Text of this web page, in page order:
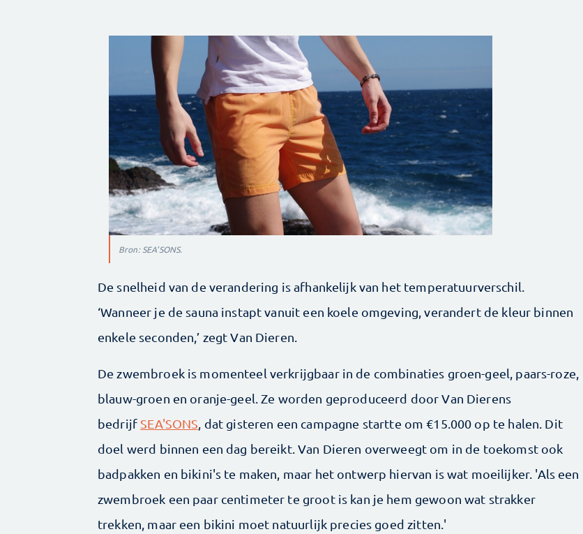
Bron: SEA'SONS.
De snelheid van de verandering is afhankelijk van het temperatuurverschil.
‘Wanneer je de sauna instapt vanuit een koele omgeving, verandert de kleur binnen
enkele seconden,’ zegt Van Dieren.
De zwembroek is momenteel verkrijgbaar in de combinaties groen-geel, paars-roze,
blauw-groen en oranje-geel. Ze worden geproduceerd door Van Dierens
bedrijf SEA'SONS , dat gisteren een campagne startte om €15.000 op te halen. Dit
doel werd binnen een dag bereikt. Van Dieren overweegt om in de toekomst ook
badpakken en bikini's te maken, maar het ontwerp hiervan is wat moeilijker. 'Als een
zwembroek een paar centimeter te groot is kan je hem gewoon wat strakker
trekken, maar een bikini moet natuurlijk precies goed zitten.'